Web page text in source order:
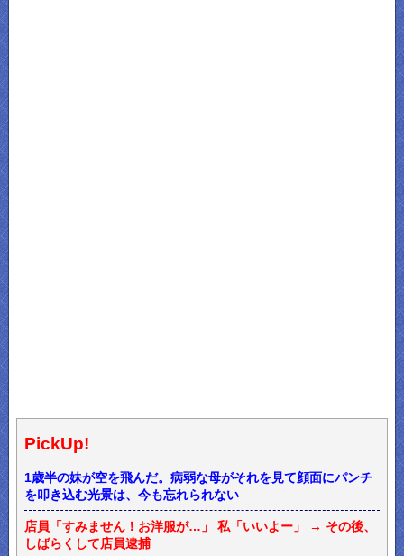
PickUp!
1歳半の妹が空を飛んだ。病弱な母がそれを見て顔面にパンチ
を叩き込む光景は、今も忘れられない
店員「すみません！お洋服が…」 私「いいよー」 → その後、
しばらくして店員逮捕